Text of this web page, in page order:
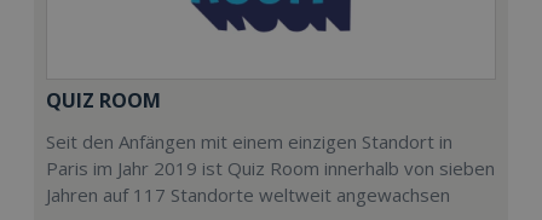
QUIZ ROOM
Seit den Anfängen mit einem einzigen Standort in
Paris im Jahr 2019 ist Quiz Room innerhalb von sieben
Jahren auf 117 Standorte weltweit angewachsen